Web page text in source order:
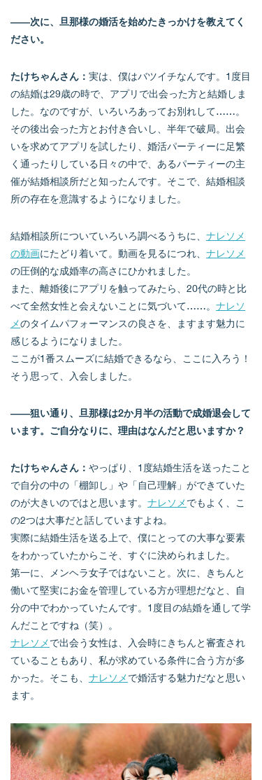
――次に、旦那様の婚活を始めたきっかけを教えてく
ださい。
たけちゃんさん： 実は、僕はバツイチなんです。1度目
の結婚は29歳の時で、アプリで出会った方と結婚しま
した。なのですが、いろいろあってお別れして……。
その後出会った方とお付き合いし、半年で破局。出会
いを求めてアプリを試したり、婚活パーティーに足繁
く通ったりしている日々の中で、あるパーティーの主
催が結婚相談所だと知ったんです。そこで、結婚相談
所の存在を意識するようになりました。
結婚相談所についていろいろ調べるうちに、 ナレソメ
の動画にたどり着いて。動画を見るにつれ、 ナレソメ
の圧倒的な成婚率の高さにひかれました。
また、離婚後にアプリを触ってみたら、20代の時と比
べて全然女性と会えないことに気づいて……。 ナレソ
メのタイムパフォーマンスの良さを、ますます魅力に
感じるようになりました。
ここが1番スムーズに結婚できるなら、ここに入ろう！
そう思って、入会しました。
――狙い通り、旦那様は2か月半の活動で成婚退会して
います。ご自分なりに、理由はなんだと思いますか？
たけちゃんさん： やっぱり、1度結婚生活を送ったこと
で自分の中の「棚卸し」や「自己理解」ができていた
のが大きいのではと思います。 ナレソメでもよく、こ
の2つは大事だと話していますよね。
実際に結婚生活を送る上で、僕にとっての大事な要素
をわかっていたからこそ、すぐに決められました。
第一に、メンヘラ女子ではないこと。次に、きちんと
働いて堅実にお金を管理している方が理想だなと、自
分の中でわかっていたんです。1度目の結婚を通して学
んだことですね（笑）。
ナレソメで出会う女性は、入会時にきちんと審査され
ていることもあり、私が求めている条件に合う方が多
かった。そこも、 ナレソメで婚活する魅力だなと思い
ます。